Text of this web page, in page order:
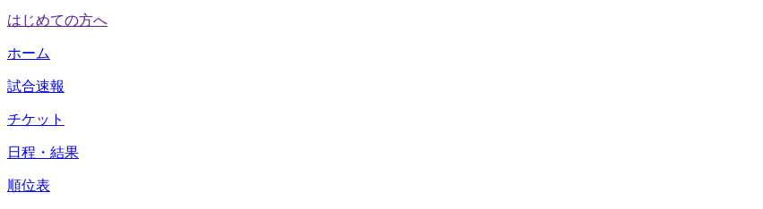
はじめての方へ
ホーム
試合速報
チケット
日程・結果
順位表